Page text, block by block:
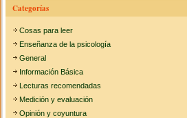
Categorías
Cosas para leer
Enseñanza de la psicología
General
Información Básica
Lecturas recomendadas
Medición y evaluación
Opinión y coyuntura